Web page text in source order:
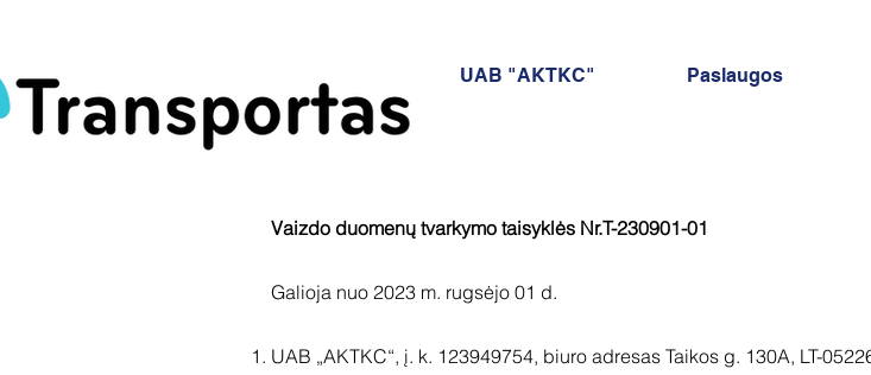
UAB "AKTKC" Paslaugos
Vaizdo duomenų tvarkymo taisyklės Nr.T-230901-01
Galioja nuo 2023 m. rugsėjo 01 d.
UAB „AKTKC“, į. k. 123949754, biuro adresas Taikos g. 130A, LT-